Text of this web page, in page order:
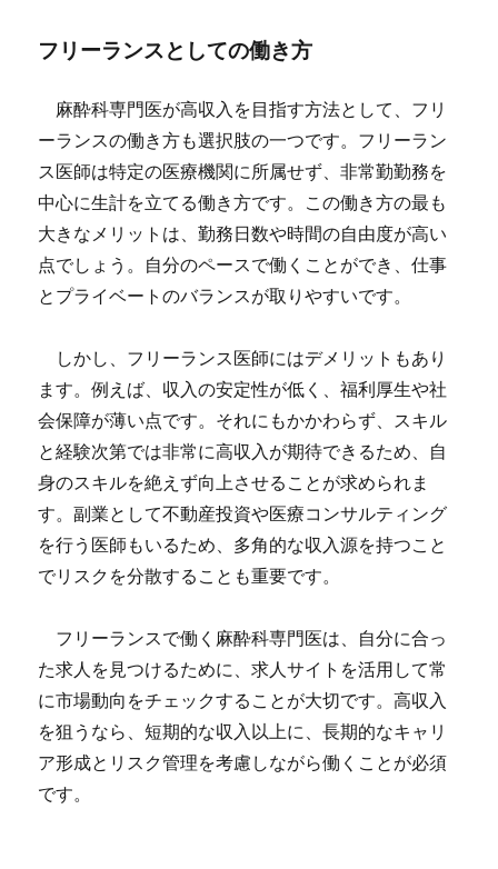
フリーランスとしての働き方
麻酔科専門医が高収入を目指す方法として、フリ
ーランスの働き方も選択肢の一つです。フリーラン
ス医師は特定の医療機関に所属せず、非常勤勤務を
中心に生計を立てる働き方です。この働き方の最も
大きなメリットは、勤務日数や時間の自由度が高い
点でしょう。自分のペースで働くことができ、仕事
とプライベートのバランスが取りやすいです。
しかし、フリーランス医師にはデメリットもあり
ます。例えば、収入の安定性が低く、福利厚生や社
会保障が薄い点です。それにもかかわらず、スキル
と経験次第では非常に高収入が期待できるため、自
身のスキルを絶えず向上させることが求められま
す。副業として不動産投資や医療コンサルティング
を行う医師もいるため、多角的な収入源を持つこと
でリスクを分散することも重要です。
フリーランスで働く麻酔科専門医は、自分に合っ
た求人を見つけるために、求人サイトを活用して常
に市場動向をチェックすることが大切です。高収入
を狙うなら、短期的な収入以上に、長期的なキャリ
ア形成とリスク管理を考慮しながら働くことが必須
です。